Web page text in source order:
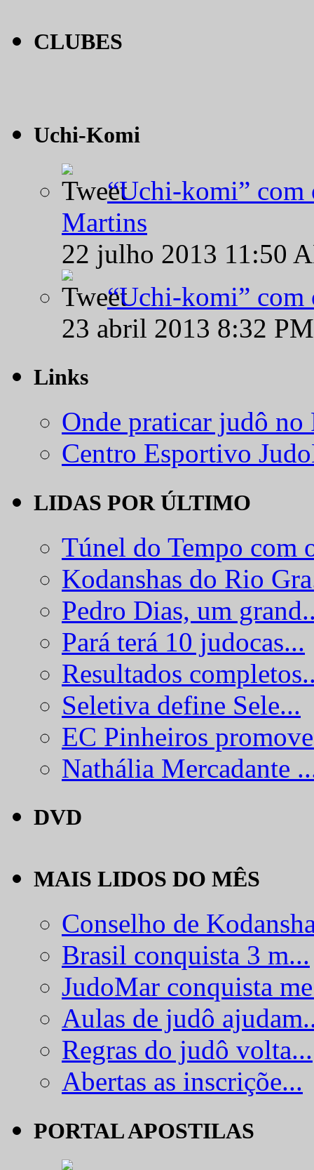
CLUBES
Uchi-Komi
“Uchi-komi” com
Martins
22 julho 2013 11:50
“Uchi-komi” com
23 abril 2013 8:32
Links
Onde praticar judô
Centro Esportivo
LIDAS POR ÚLTIMO
Túnel do Tempo com
Kodanshas do Rio
Pedro Dias, um
Pará terá 10 judocas...
Resultados
Seletiva define Sele...
EC Pinheiros
Nathália Mercadante
DVD
MAIS LIDOS DO MÊS
Conselho de
Brasil conquista 3 m...
JudoMar conquista
Aulas de judô
Regras do judô volta...
Abertas as inscriçõe...
PORTAL APOSTILAS